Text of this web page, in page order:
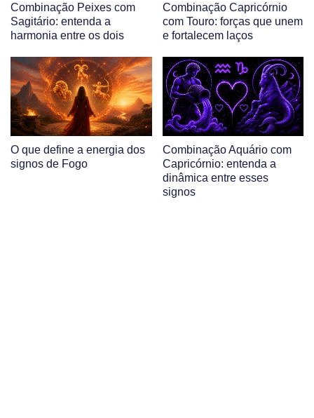
Combinação Peixes com
Sagitário: entenda a
harmonia entre os dois
Combinação Capricórnio
com Touro: forças que unem
e fortalecem laços
O que define a energia dos
signos de Fogo
Combinação Aquário com
Capricórnio: entenda a
dinâmica entre esses
signos